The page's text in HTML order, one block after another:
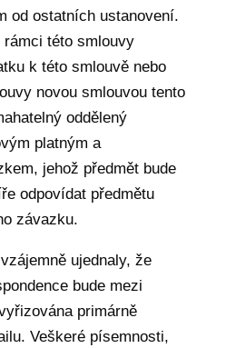
od ostatních ustanovení.
této smlouvy
k této smlouvě nebo
novou smlouvou tento
oddělený
platným a
jehož předmět bude
odpovídat předmětu
závazku.
ujednaly, že
bude mezi
primárně
Veškeré písemnosti,